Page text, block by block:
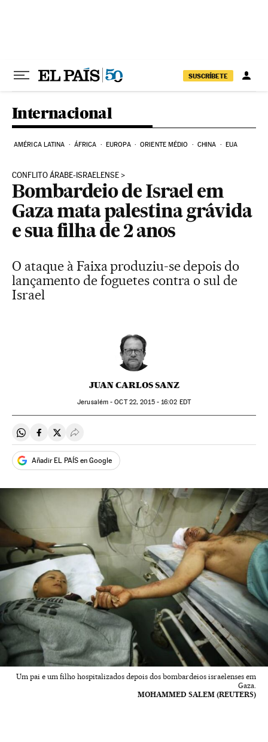
SUSCRÍBETE
Internacional
AMÉRICA LATINA ÁFRICA EUROPA ORIENTE MÉDIO CHINA EUA
CONFLITO ÁRABE-ISRAELENSE
Bombardeio de Israel em
Gaza mata palestina grávida
e sua filha de 2 anos
O ataque à Faixa produziu-se depois do
lançamento de foguetes contra o sul de
Israel
JUAN CARLOS SANZ
Jerusalém -OCT22, 2015 - 16:02 EDT
Compartir en Whatsapp
Compartir en Facebook
Compartir en Twitter
Desplegar Redes Sociales
Añadir EL PAÍS en Google
Um pai e um filho hospitalizados depois dos bombardeios israelenses em
Gaza.
MOHAMMED SALEM (REUTERS)